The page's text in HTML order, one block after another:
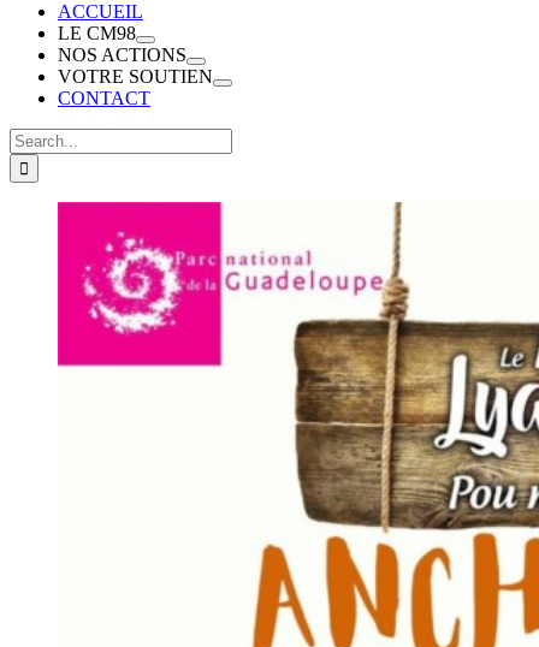
ACCUEIL
LE CM98
NOS ACTIONS
VOTRE SOUTIEN
CONTACT
Search
for:
Image